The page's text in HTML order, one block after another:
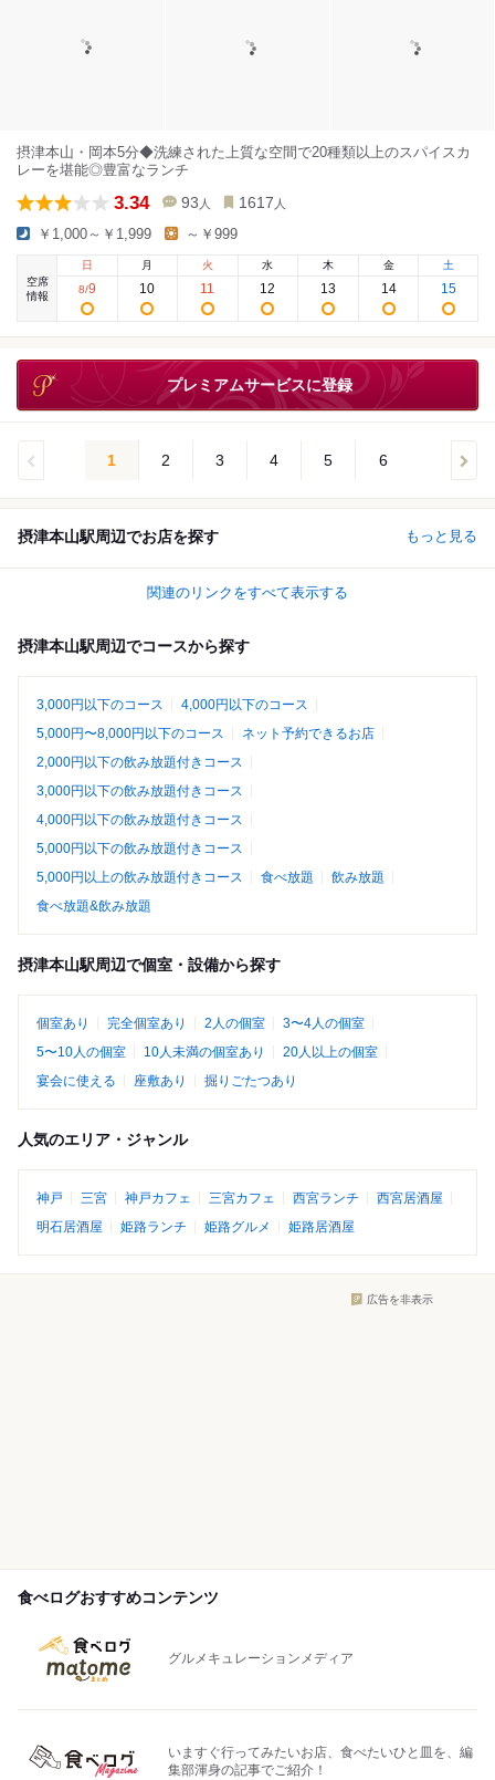
摂津本山・岡本5分◆洗練された上質な空間で20種類以上のスパイスカ
レーを堪能◎豊富なランチ
3.34 93 人 1617 人
￥1,000～￥1,999 ～￥999
空席
情報
日
8/9
月
10
火
11
水
12
木
13
金
14
土
15
プレミアムサービスに登録
1 2 3 4 5 6
摂津本山駅周辺でお店を探す もっと見る
関連のリンクをすべて表示する
摂津本山駅周辺でコースから探す
3,000円以下のコース
4,000円以下のコース
5,000円〜8,000円以下のコース
ネット予約できるお店
2,000円以下の飲み放題付きコース
3,000円以下の飲み放題付きコース
4,000円以下の飲み放題付きコース
5,000円以下の飲み放題付きコース
5,000円以上の飲み放題付きコース
食べ放題
飲み放題
食べ放題&飲み放題
摂津本山駅周辺で個室・設備から探す
個室あり 完全個室あり 2人の個室
3〜4人の個室
5〜10人の個室
10人未満の個室あり
20人以上の個室
宴会に使える
座敷あり 掘りごたつあり
人気のエリア・ジャンル
神戸 三宮 神戸カフェ 三宮カフェ 西宮ランチ
西宮居酒屋
明石居酒屋
姫路ランチ 姫路グルメ 姫路居酒屋
広告を非表示
食べログおすすめコンテンツ
グルメキュレーションメディア
いますぐ行ってみたいお店、食べたいひと皿を、編
集部渾身の記事でご紹介！